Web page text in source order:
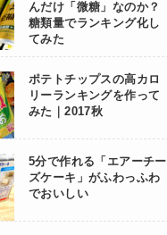
んだけ「微糖」なのか？
糖類量でランキング化し
てみた
ポテトチップスの高カロ
リーランキングを作って
みた｜2017秋
5分で作れる「エアーチー
ズケーキ」がふわっふわ
でおいしい